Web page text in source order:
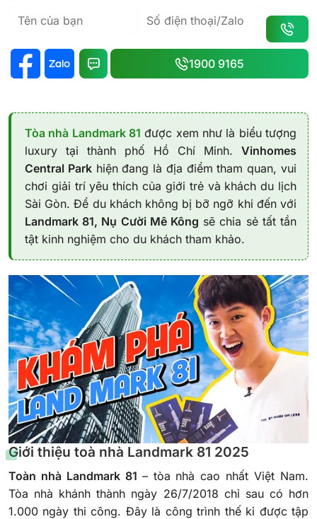
1900 9165
Tòa nhà Landmark 81 được xem như là biểu tượng
luxury tại thành phố Hồ Chí Minh. Vinhomes
Central Parkhiện đang là địa điểm tham quan, vui
chơi giải trí yêu thích của giới trẻ và khách du lịch
Sài Gòn. Để du khách không bị bỡ ngỡ khi đến với
Landmark 81, Nụ Cười Mê Kông sẽ chia sẻ tất tần
tật kinh nghiệm cho du khách tham khảo.
Giới thiệu toà nhà Landmark 81 2025
Toàn nhà Landmark 81 – tòa nhà cao nhất Việt Nam.
Tòa nhà khánh thành ngày 26/7/2018 chỉ sau có hơn
1.000 ngày thi công. Đây là công trình thế kỉ được tập